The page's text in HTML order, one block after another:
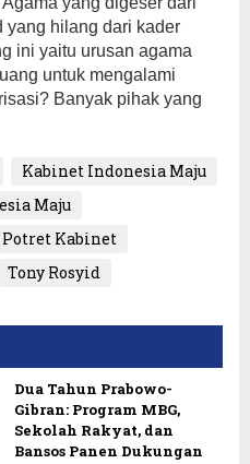
yang hilang dari kader
ini yaitu urusan agama
untuk mengalami
Banyak pihak yang
Kabinet Indonesia Maju
Maju
Potret Kabinet
Tony Rosyid
Dua Tahun Prabowo-
Gibran: Program MBG,
Sekolah Rakyat, dan
Bansos Panen Dukungan